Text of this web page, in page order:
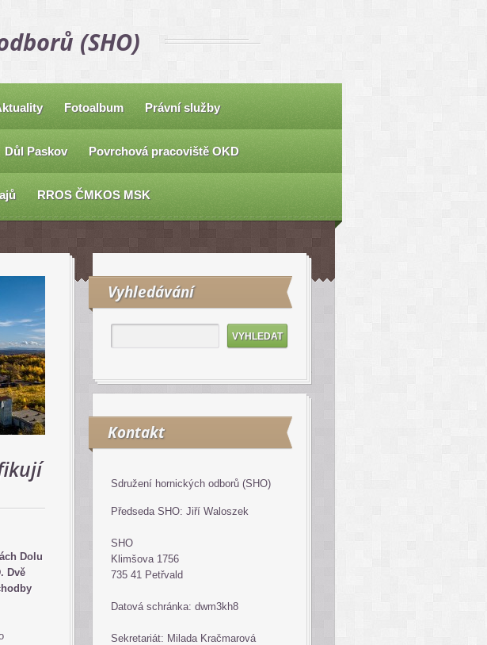
(SHO)
Fotoalbum Právní služby
Důl Paskov Povrchová pracoviště OKD
RROS ČMKOS MSK
Dolu
Dvě
Vyhledávání
Kontakt
Sdružení hornických odborů (SHO)
Předseda SHO: Jiří Waloszek
SHO
Klimšova 1756
735 41 Petřvald
Datová schránka: dwm3kh8
Sekretariát: Milada Kračmarová